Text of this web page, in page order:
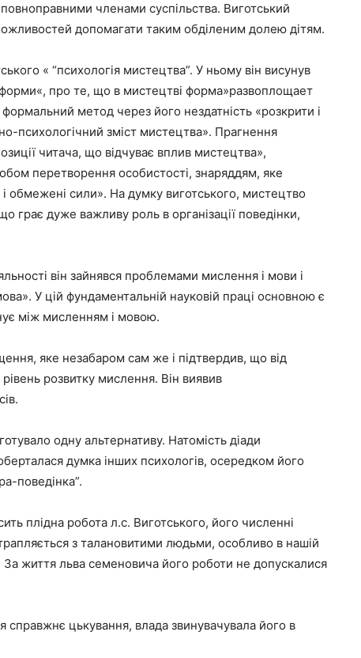
членами суспільства. Виготський
допомагати таким обділеним долею дітям.
« “психологія мистецтва”. У ньому він висунув
про те, що в мистецтві форма»развоплощает
метод через його нездатність «розкрити і
психологічний зміст мистецтва». Прагнення
читача, що відчуває вплив мистецтва»,
перетворення особистості, знаряддям, яке
і обмежені сили». На думку виготського, мистецтво
грає дуже важливу роль в організації поведінки,
він зайнявся проблемами мислення і мови і
У цій фундаментальній науковій праці основною є
між мисленням і мовою.
яке незабаром сам же і підтвердив, що від
розвитку мислення. Він виявив
одну альтернативу. Натомість діади
думка інших психологів, осередком його
поведінка”.
плідна робота л.с. Виготського, його численні
з талановитими людьми, особливо в нашій
За життя льва семеновича його роботи не допускалися
цькування, влада звинувачувала його в